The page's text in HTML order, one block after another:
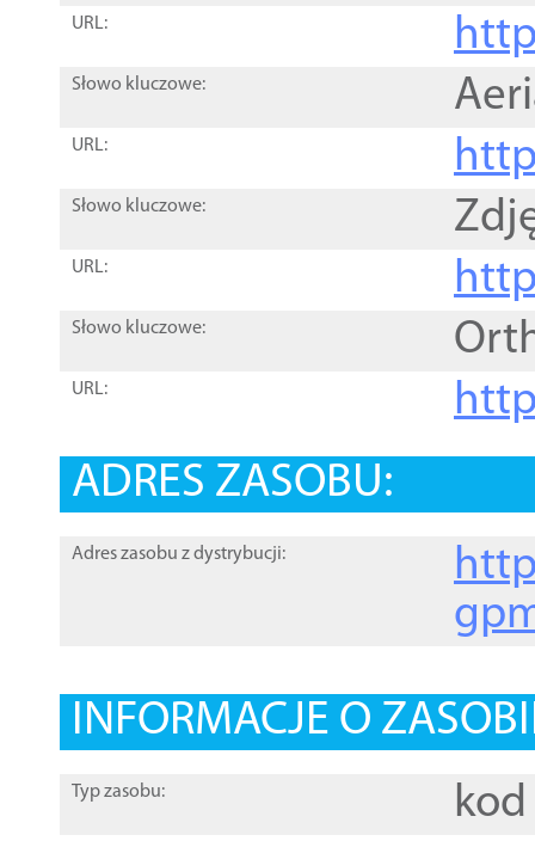
URL:
Słowo kluczowe:
URL:
Słowo kluczowe:
URL:
Słowo kluczowe:
URL:
ADRES ZASOBU:
Adres zasobu z dystrybucji:
INFORMACJE O
Typ zasobu: kod